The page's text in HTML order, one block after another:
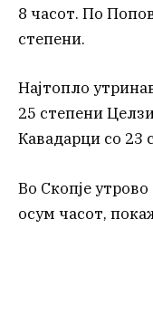
8 часот. По
степени.
Најтопло
25 степени
Кавадарци со 23
Во Скопје
осум часот,